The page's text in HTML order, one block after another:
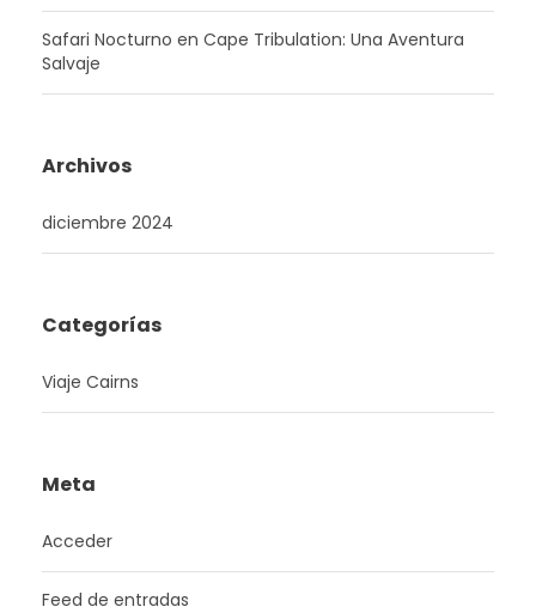
Safari Nocturno en Cape Tribulation: Una Aventura
Salvaje
Archivos
diciembre 2024
Categorías
Viaje Cairns
Meta
Acceder
Feed de entradas